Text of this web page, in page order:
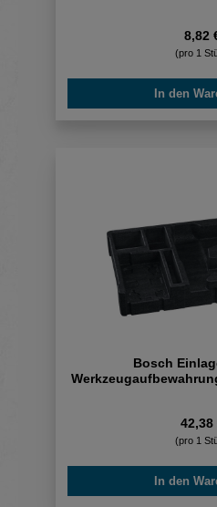
8,82
(pro 1
In den
Bosch
42,38
(pro 1
In den